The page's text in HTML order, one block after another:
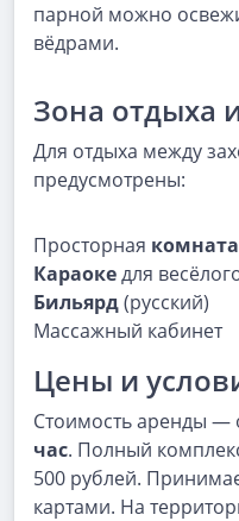
парной можно
вёдрами.
Зона отдыха
Для отдыха между
предусмотрены:
Просторная
Караокедля
Бильярд(русский)
Массажный кабинет
Цены и
Стоимость аренды —
час. Полный
500 рублей.
картами. На